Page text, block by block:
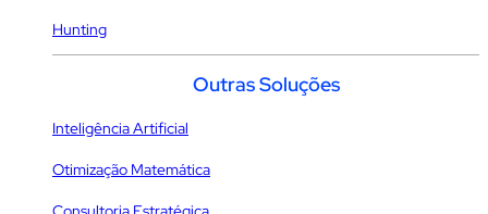
Hunting
Outras Soluções
Inteligência Artificial
Otimização Matemática